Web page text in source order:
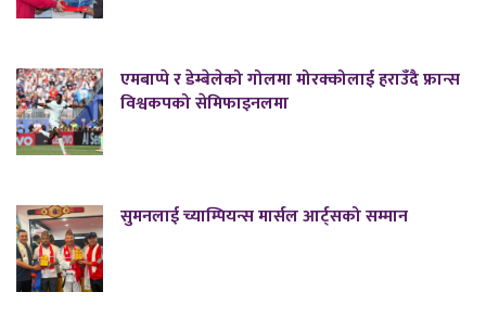
एमबाप्पे र डेम्बेलेको गोलमा मोरक्कोलाई हराउँदै फ्रान्स
विश्वकपको सेमिफाइनलमा
सुमनलाई च्याम्पियन्स मार्सल आर्ट्सको सम्मान